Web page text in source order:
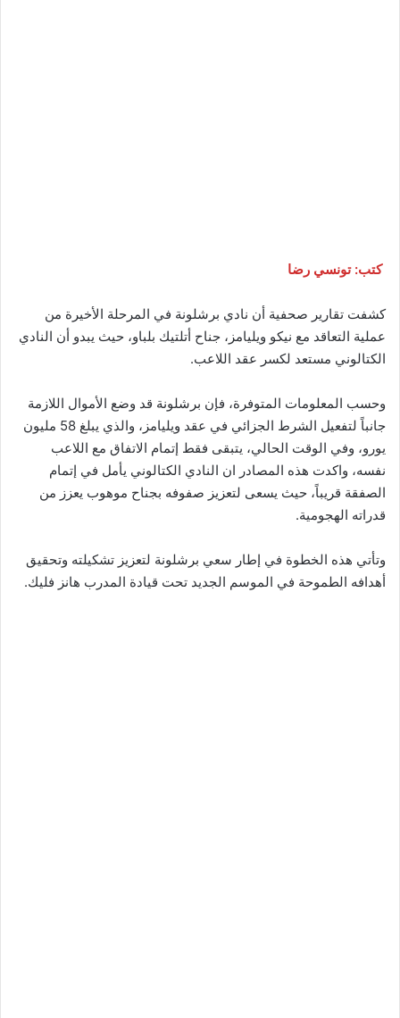
كتب: تونسي رضا
كشفت تقارير صحفية أن نادي ​برشلونة​ في المرحلة الأخيرة من
عملية التعاقد مع ​نيكو ويليامز​، جناح أتلتيك بلباو، حيث يبدو أن النادي
الكتالوني مستعد لكسر عقد اللاعب.
وحسب المعلومات المتوفرة، فإن برشلونة قد وضع الأموال اللازمة
جانباً لتفعيل الشرط الجزائي في عقد ويليامز، والذي يبلغ 58 مليون
يورو، وفي الوقت الحالي، يتبقى فقط إتمام الاتفاق مع اللاعب
نفسه، واكدت هذه المصادر ان النادي الكتالوني يأمل في إتمام
الصفقة قريباً، حيث يسعى لتعزيز صفوفه بجناح موهوب يعزز من
قدراته الهجومية.
وتأتي هذه الخطوة في إطار سعي برشلونة لتعزيز تشكيلته وتحقيق
أهدافه الطموحة في الموسم الجديد تحت قيادة المدرب هانز فليك.